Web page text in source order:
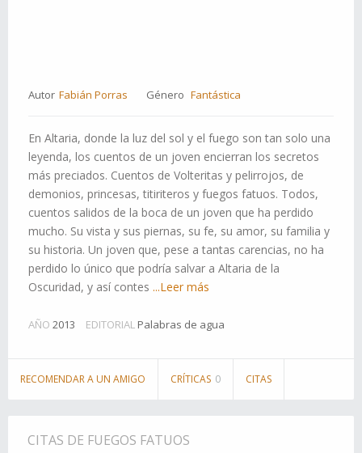
Autor Fabián Porras Género Fantástica
En Altaria, donde la luz del sol y el fuego son tan solo una
leyenda, los cuentos de un joven encierran los secretos
más preciados. Cuentos de Volteritas y pelirrojos, de
demonios, princesas, titiriteros y fuegos fatuos. Todos,
cuentos salidos de la boca de un joven que ha perdido
mucho. Su vista y sus piernas, su fe, su amor, su familia y
su historia. Un joven que, pese a tantas carencias, no ha
perdido lo único que podría salvar a Altaria de la
Oscuridad, y así contes ...Leer más
AÑO 2013 EDITORIAL Palabras de agua
RECOMENDAR A UN AMIGO CRÍTICAS 0 CITAS
CITAS DE FUEGOS FATUOS